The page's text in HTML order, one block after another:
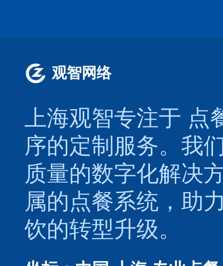
观智网络
上海观智专注于 点
序的定制服务。我
质量的数字化解决
属的点餐系统 ，助
饮的转型升级。